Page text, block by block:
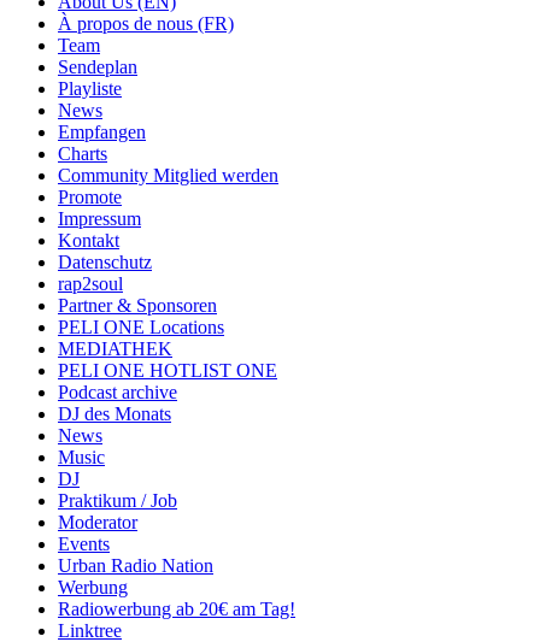
À propos de nous (FR)
Team
Sendeplan
Playliste
News
Empfangen
Charts
Community Mitglied werden
Promote
Impressum
Kontakt
Datenschutz
rap2soul
Partner & Sponsoren
PELI ONE Locations
MEDIATHEK
PELI ONE HOTLIST ONE
Podcast archive
DJ des Monats
News
Music
DJ
Praktikum / Job
Moderator
Events
Urban Radio Nation
Werbung
Radiowerbung ab 20€ am Tag!
Linktree